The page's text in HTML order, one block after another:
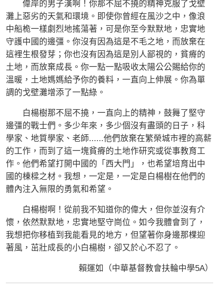
偉岸的男子漢啊！你那不屈不撓的精神克服了戈壁
灘上惡劣的天氣和環境。即使你曾經在風沙之中，像浪
中船桅一樣劇烈地搖蕩著，可是你至今默默地，忠實地
守護中國的邊彊。你沒有因為這是不毛之地，而放棄在
這裡生根發芽；你也沒有因為這是別人鄙視的，貧瘠的
土地，而放棄成長。你一點一點吸收太陽公公賜給你的
溫暖，土地媽媽給予你的養料，一直向上伸展。你為單
調的戈壁灘增添了一點綠。
白楊樹那不屈不撓，一直向上的精神，鼓舞了堅守
邊彊的戰士們。多少年來，多少個沒有盡頭的日子，科
學家、地質學家、老師......他們放棄在繁榮城市裡的高薪
的工作，而到了這一塊貧瘠的土地作研究或從事教育工
作。他們希望打開中國的「西大門」，也希望培育出中
國的棟樑之材。我想，一定是，一定是白楊樹在他們的
體內注入無限的勇氣和希望。
白楊樹啊！從前我不知道你的偉大，但你並沒有介
懷，依然默默地，忠實地堅守崗位。如今我體會到了，
我想把你移植到我能看見的地方，但望著你身邊那棵迎
著風，茁壯成長的小白楊樹，卻又於心不忍了。
賴運如（中華基督教會扶輪中學5A）